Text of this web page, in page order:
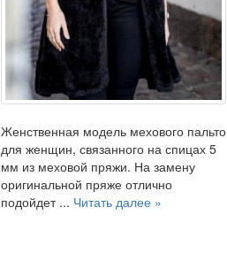
Женственная модель мехового пальто
для женщин, связанного на спицах 5
мм из меховой пряжи. На замену
оригинальной пряже отлично
подойдет ... Читать далее »